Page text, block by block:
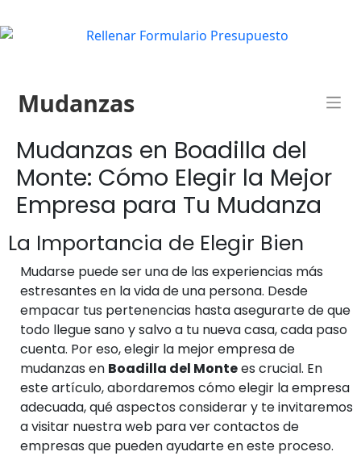
Mudanzas
Mudanzas en Boadilla del
Monte: Cómo Elegir la Mejor
Empresa para Tu Mudanza
La Importancia de Elegir Bien
Mudarse puede ser una de las experiencias más
estresantes en la vida de una persona. Desde
empacar tus pertenencias hasta asegurarte de que
todo llegue sano y salvo a tu nueva casa, cada paso
cuenta. Por eso, elegir la mejor empresa de
mudanzas en Boadilla del Montees crucial. En
este artículo, abordaremos cómo elegir la empresa
adecuada, qué aspectos considerar y te invitaremos
a visitar nuestra web para ver contactos de
empresas que pueden ayudarte en este proceso.